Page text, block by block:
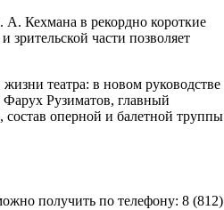
А. Кехмана в рекордно короткие
зрительской части позволяет
театра: в новом руководстве
Фарух Рузиматов, главный
оперной и балетной труппы
получить по телефону: 8 (812)